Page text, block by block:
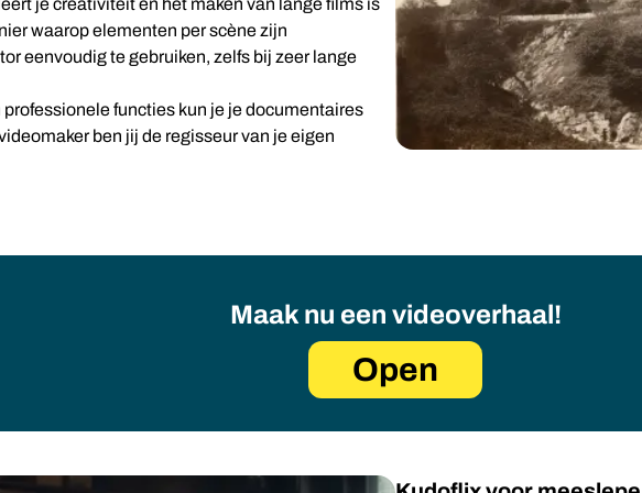
je creativiteit en het maken van lange films is
waarop elementen per scène zijn
eenvoudig te gebruiken, zelfs bij zeer lange
functies kun je je documentaires
ben jij de regisseur van je eigen
Maak nu een videoverhaal!
Open